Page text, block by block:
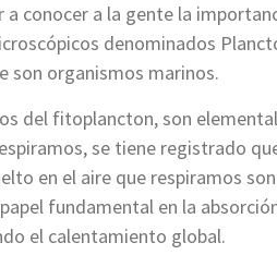
a conocer a la gente la
denominados
son organismos marinos.
del fitoplancton, son
se tiene registrado
en el aire que respiramos
fundamental en la
el calentamiento global.